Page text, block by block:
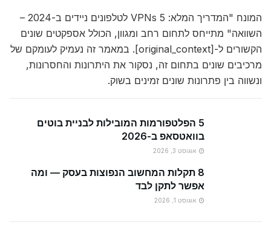
המונח "המדריך המלא: 5 VPNs לטלפונים ניידים ב-2024 –
השוואה" מתייחס לתחום רחב ומגוון, הכולל אספקטים שונים
הקשורים ל-[original_context]. במאמר זה נעמיק לעומקם של
מרכיבים שונים בתחום זה, נסקור את היתרונות והחסרונות,
ונשווה בין פתרונות שונים זמינים בשוק.
5 הפלטפורמות המובילות לבניית בוטים
בוואטסאפ ב-2026
אוגוסט 3, 2026
8 תקלות המחשוב הנפוצות בעסק — ומה
אפשר לתקן לבד
אוגוסט 1, 2026